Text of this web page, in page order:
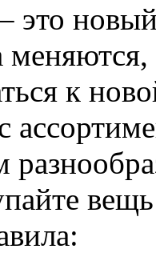
это
к